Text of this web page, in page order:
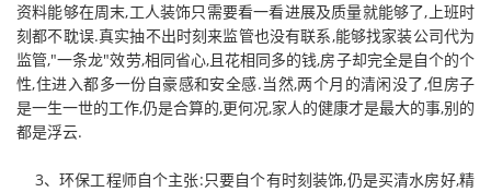
资料能够在周末,工人装饰只需要看一看进展及质量就能够了,上班时
刻都不耽误.真实抽不出时刻来监管也没有联系,能够找家装公司代为
监管,"一条龙"效劳,相同省心,且花相同多的钱,房子却完全是自个的个
性,住进入都多一份自豪感和安全感.当然,两个月的清闲没了,但房子
是一生一世的工作,仍是合算的,更何况,家人的健康才是最大的事,别的
都是浮云.
3、环保工程师自个主张:只要自个有时刻装饰,仍是买清水房好,精